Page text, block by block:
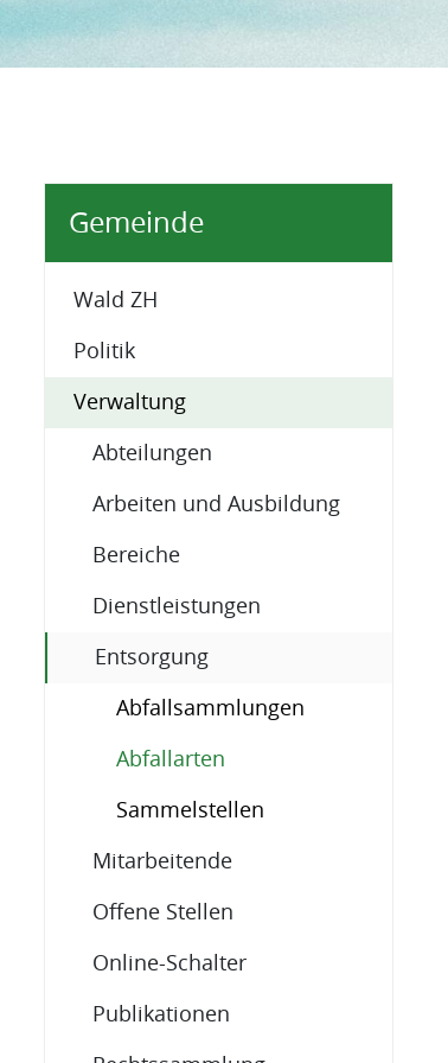
Gemeinde
Wald ZH
Politik
Verwaltung
Abteilungen
Arbeiten und Ausbildung
Bereiche
Dienstleistungen
Entsorgung
Abfallsammlungen
Abfallarten
Sammelstellen
Mitarbeitende
Offene Stellen
Online-Schalter
Publikationen